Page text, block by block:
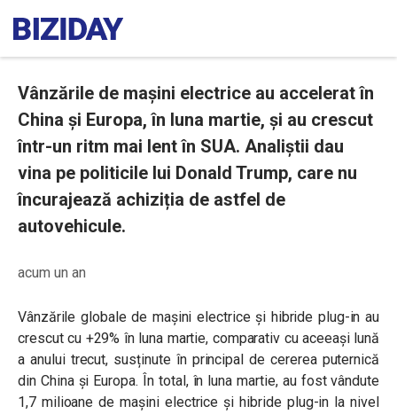
Vânzările de mașini electrice au accelerat în
China și Europa, în luna martie, și au crescut
într-un ritm mai lent în SUA. Analiștii dau
vina pe politicile lui Donald Trump, care nu
încurajează achiziția de astfel de
autovehicule.
acum un an
Vânzările globale de mașini electrice și hibride plug-in au
crescut cu +29% în luna martie, comparativ cu aceeași lună
a anului trecut, susținute în principal de cererea puternică
din China și Europa. În total, în luna martie, au fost vândute
1,7 milioane de mașini electrice și hibride plug-in la nivel